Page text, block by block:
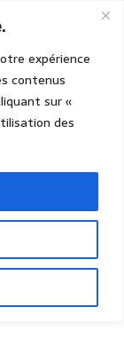
expérience
contenus
sur «
des